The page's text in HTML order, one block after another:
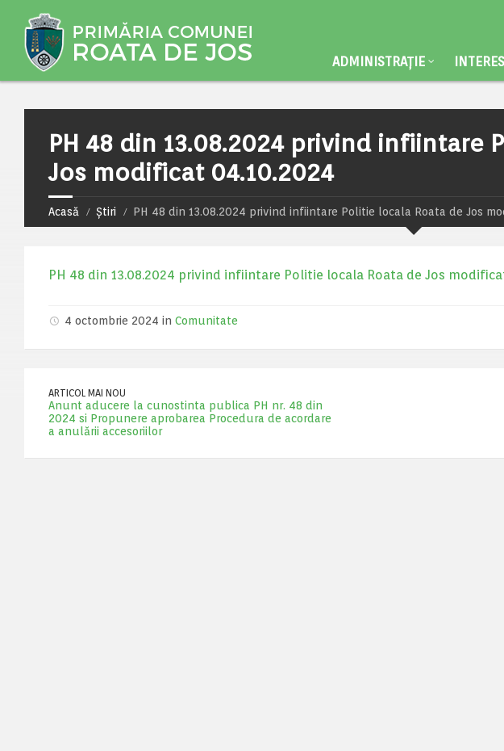
ADMINISTRAȚIE
PH 48 din 13.08.2024 privind infiintare
Jos modificat 04.10.2024
Acasă Știri PH 48 din 13.08.2024 privind infiintare Politie locala Roata de Jos
PH 48 din 13.08.2024 privind infiintare Politie locala Roata de Jos
4 octombrie 2024 in Comunitate
ARTICOL MAI NOU
Anunt aducere la cunostinta publica PH nr. 48 din
2024 si Propunere aprobarea Procedura de acordare
a anulării accesoriilor